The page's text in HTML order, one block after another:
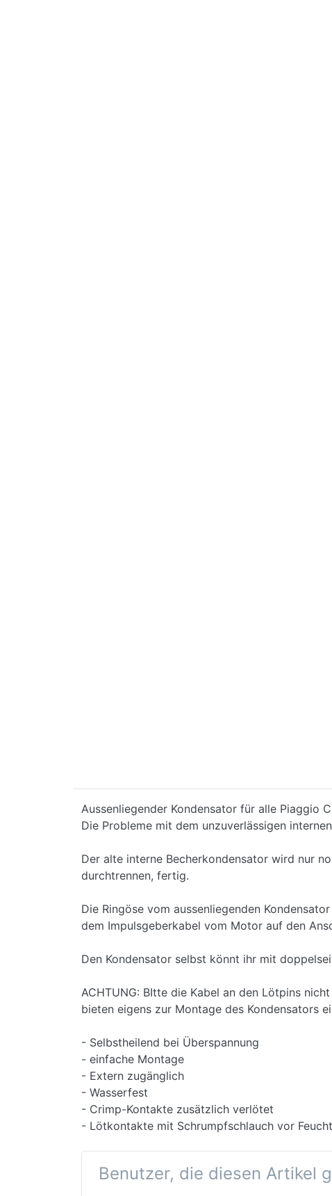
Aussenliegender Kondensator für alle Piaggio
Die Probleme mit dem unzuverlässigen
Der alte interne Becherkondensator wird nur
durchtrennen, fertig.
Die Ringöse vom aussenliegenden
dem Impulsgeberkabel vom Motor auf den
Den Kondensator selbst könnt ihr mit
ACHTUNG: BItte die Kabel an den Lötpins
bieten eigens zur Montage des Kondensators
- Selbstheilend bei Überspannung
- einfache Montage
- Extern zugänglich
- Wasserfest
- Crimp-Kontakte zusätzlich verlötet
- Lötkontakte mit Schrumpfschlauch vor
Benutzer, die diesen Artikel